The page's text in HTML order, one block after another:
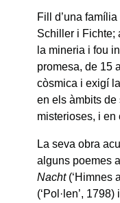
Fill d’una
Schiller i Fichte;
la mineria i fou
promesa, de 15
còsmica i exigí
en els àmbits de
misterioses, i en
La seva obra
alguns poemes
Nacht(‘Himnes
(‘Pol·len’,